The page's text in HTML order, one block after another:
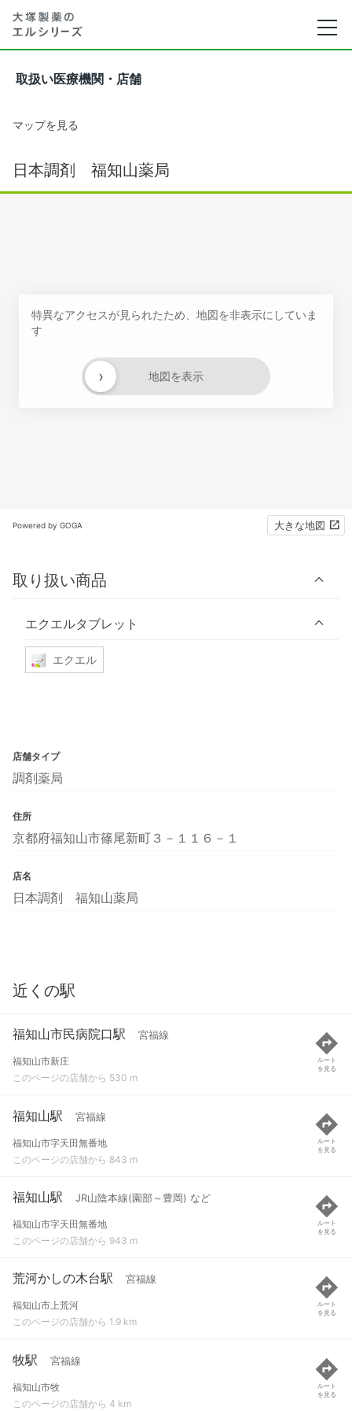
取扱い医療機関・店舗
マップを見る
日本調剤 福知山薬局
特異なアクセスが見られたため、地図を非表示にしていま
す
地図を表示
›
Powered by GOGA 大きな地図
取り扱い商品
エクエルタブレット
エクエル
店舗タイプ
調剤薬局
住所
京都府福知山市篠尾新町３－１１６－１
店名
日本調剤 福知山薬局
近くの駅
福知山市民病院口駅 宮福線
福知山市新庄
このページの店舗から 530 m
ルート
を見る
福知山駅 宮福線
福知山市字天田無番地
このページの店舗から 843 m
ルート
を見る
福知山駅 JR山陰本線(園部～豊岡) など
福知山市字天田無番地
このページの店舗から 943 m
ルート
を見る
荒河かしの木台駅 宮福線
福知山市上荒河
このページの店舗から 1.9 km
ルート
を見る
牧駅 宮福線
福知山市牧
このページの店舗から 4 km
ルート
を見る